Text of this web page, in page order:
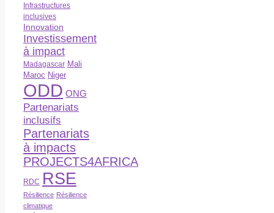
Infrastructures
inclusives
Innovation
Investissement
à impact
Madagascar Mali
Maroc Niger
ODD ONG
Partenariats
inclusifs
Partenariats
à impacts
PROJECTS4AFRICA
RDC RSE
Résilience Résilience
climatique